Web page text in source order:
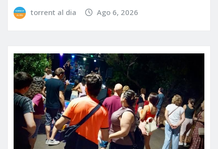
torrent al dia Ago 6, 2026